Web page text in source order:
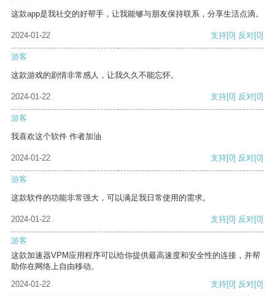
这款app是我社交的好帮手，让我能够与朋友保持联系，分享生活点滴。
2024-01-22 支持[0] 反对[0]
游客
这款游戏的剧情非常感人，让我久久不能忘怀。
2024-01-22 支持[0] 反对[0]
游客
我喜欢这个软件 作者加油
2024-01-22 支持[0] 反对[0]
游客
这款软件的功能非常强大，可以满足我日常使用的需求。
2024-01-22 支持[0] 反对[0]
游客
这款加速器VPM应用程序可以给你提供最高速度和安全性的连接，并帮
助你在网络上自由移动。
2024-01-22
支持[0] 反对[0]